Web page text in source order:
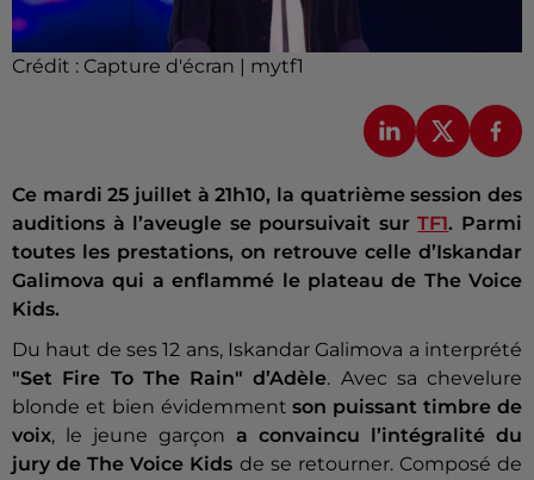
Crédit : Capture d'écran | mytf1
Ce mardi 25 juillet à 21h10, la quatrième session des
auditions à l’aveugle se poursuivait surTF1. Parmi
toutes les prestations, on retrouve celle d’Iskandar
Galimova qui a enflammé le plateau de The Voice
Kids.
Du haut de ses 12 ans, Iskandar Galimova a interprété
"Set Fire To The Rain" d’Adèle. Avec sa chevelure
blonde et bien évidemmentson puissant timbre de
voix, le jeune garçon a convaincu l’intégralité du
jury de The Voice Kids de se retourner. Composé de